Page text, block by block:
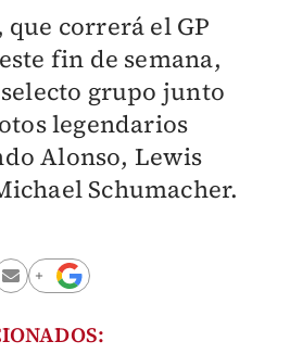
correrá el GP
fin de semana,
grupo junto
legendarios
Alonso, Lewis
Schumacher.